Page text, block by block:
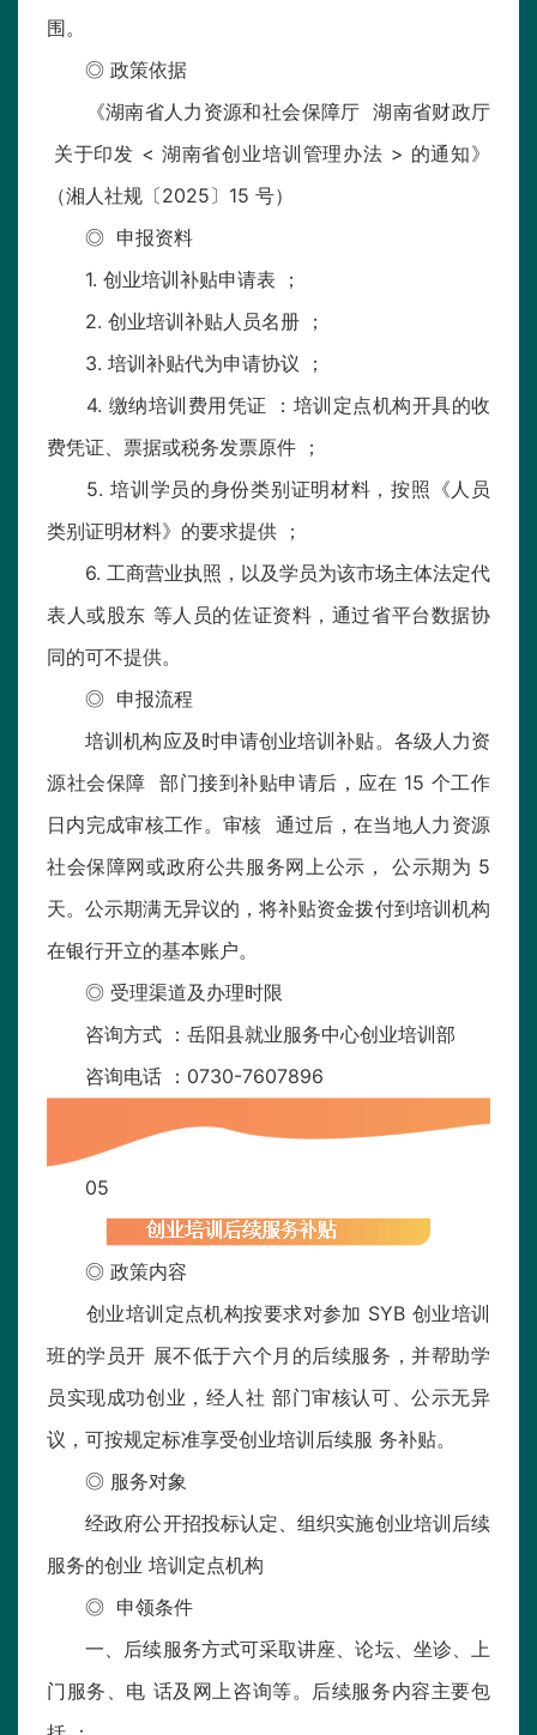
围。
◎ 政策依据
《湖南省人力资源和社会保障厅 湖南省财政厅
关于印发 < 湖南省创业培训管理办法 > 的通知》
（湘人社规〔2025〕15 号）
◎ 申报资料
1. 创业培训补贴申请表 ；
2. 创业培训补贴人员名册 ；
3. 培训补贴代为申请协议 ；
4. 缴纳培训费用凭证 ：培训定点机构开具的收
费凭证、票据或税务发票原件 ；
5. 培训学员的身份类别证明材料，按照《人员
类别证明材料》的要求提供 ；
6. 工商营业执照，以及学员为该市场主体法定代
表人或股东 等人员的佐证资料，通过省平台数据协
同的可不提供。
◎ 申报流程
培训机构应及时申请创业培训补贴。各级人力资
源社会保障 部门接到补贴申请后，应在 15 个工作
日内完成审核工作。审核 通过后，在当地人力资源
社会保障网或政府公共服务网上公示， 公示期为 5
天。公示期满无异议的，将补贴资金拨付到培训机构
在银行开立的基本账户。
◎ 受理渠道及办理时限
咨询方式 ：岳阳县就业服务中心创业培训部
咨询电话 ：0730-7607896
05
◎ 政策内容
创业培训定点机构按要求对参加 SYB 创业培训
班的学员开 展不低于六个月的后续服务，并帮助学
员实现成功创业，经人社 部门审核认可、公示无异
议，可按规定标准享受创业培训后续服 务补贴。
◎ 服务对象
经政府公开招投标认定、组织实施创业培训后续
服务的创业 培训定点机构
◎ 申领条件
一、后续服务方式可采取讲座、论坛、坐诊、上
门服务、电 话及网上咨询等。后续服务内容主要包